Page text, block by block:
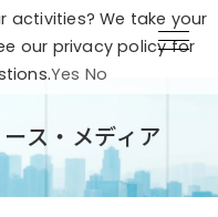
ス・メディア
activities? We take your
our privacy policy for
Yes No